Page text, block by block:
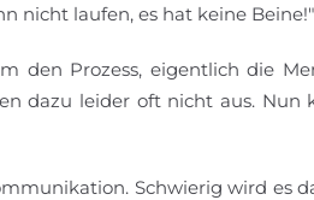
nicht laufen, es hat keine Beine!"
den Prozess, eigentlich die
dazu leider oft nicht aus. Nun
Schwierig wird es